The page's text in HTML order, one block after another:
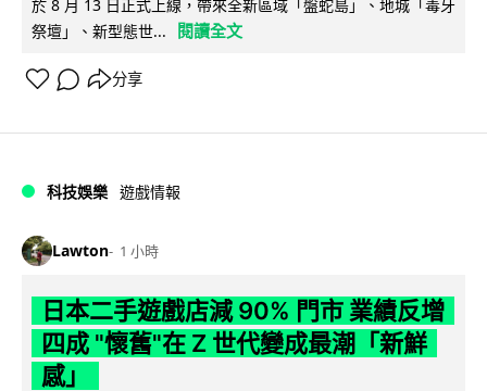
於 8 月 13 日正式上線，帶來全新區域「盤蛇島」、地城「毒牙
祭壇」、新型態世...
閱讀全文
分享
科技娛樂 遊戲情報
Lawton 1 小時
日本二手遊戲店減 90% 門市 業績反增
四成 "懷舊"在 Z 世代變成最潮「新鮮
感」